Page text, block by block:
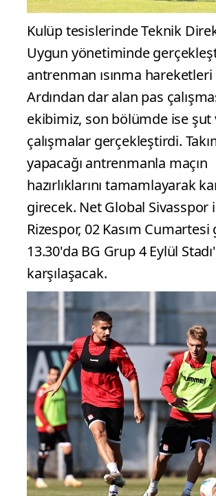
Kulüp tesislerinde Teknik
Uygun yönetiminde
antrenman ısınma hareketleri
Ardından dar alan pas
ekibimiz, son bölümde ise şut
çalışmalar gerçekleştirdi.
yapacağı antrenmanla maçın
hazırlıklarını tamamlayarak
girecek. Net Global Sivasspor
Rizespor, 02 Kasım
13.30'da BG Grup 4 Eylül
karşılaşacak.